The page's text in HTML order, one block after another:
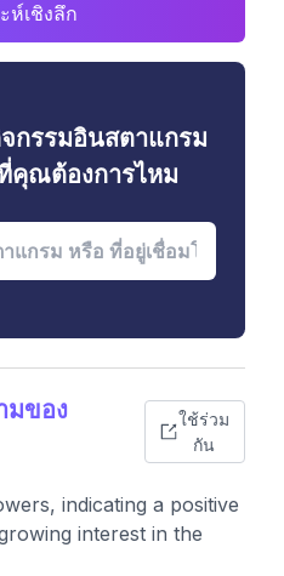
ห์เชิงลึก
กรรมอินสตาแกรม
คุณต้องการไหม
มของ
ใช้ร่วม
กัน
indicating a positive
interest in the